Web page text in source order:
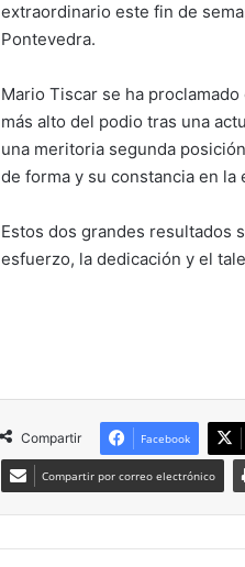
extraordinario este fin de
Pontevedra.
Mario Tiscar se ha
más alto del podio tras una
una meritoria segunda
de forma y su constancia en
Estos dos grandes resultados
esfuerzo, la dedicación y el
Compartir Facebook
Compartir por correo electrónico